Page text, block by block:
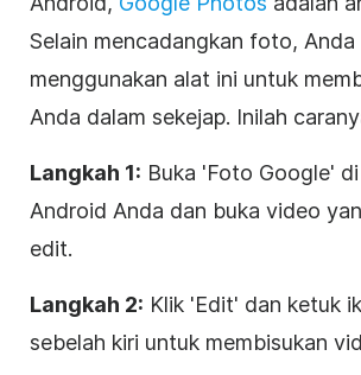
Selain mencadangkan foto, Anda
menggunakan alat ini untuk
Anda dalam sekejap. Inilah
Langkah 1: Buka 'Foto Google'
Android Anda dan buka video
edit.
Langkah 2: Klik 'Edit' dan ketuk
sebelah kiri untuk membisukan